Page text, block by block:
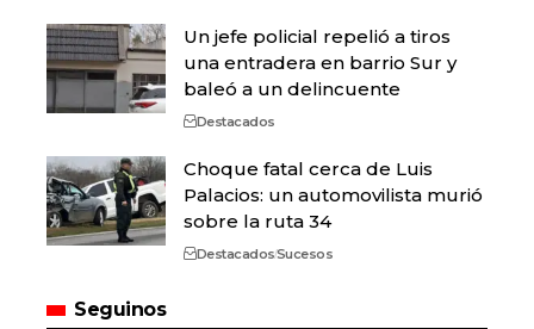
Un jefe policial repelió a tiros
una entradera en barrio Sur y
baleó a un delincuente
Destacados
Choque fatal cerca de Luis
Palacios: un automovilista murió
sobre la ruta 34
DestacadosSucesos
Seguinos